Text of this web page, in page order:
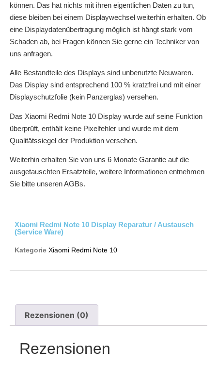
können. Das hat nichts mit ihren eigentlichen Daten zu tun,
diese bleiben bei einem Displaywechsel weiterhin erhalten. Ob
eine Displaydatenübertragung möglich ist hängt stark vom
Schaden ab, bei Fragen können Sie gerne ein Techniker von
uns anfragen.
Alle Bestandteile des Displays sind unbenutzte Neuwaren.
Das Display sind entsprechend 100 % kratzfrei und mit einer
Displayschutzfolie (kein Panzerglas) versehen.
Das Xiaomi Redmi Note 10 Display wurde auf seine Funktion
überprüft, enthält keine Pixelfehler und wurde mit dem
Qualitätssiegel der Produktion versehen.
Weiterhin erhalten Sie von uns 6 Monate Garantie auf die
ausgetauschten Ersatzteile, weitere Informationen entnehmen
Sie bitte unseren AGBs.
Xiaomi Redmi Note 10 Display Reparatur / Austausch
(Service Ware)
Kategorie Xiaomi Redmi Note 10
Rezensionen (0)
Rezensionen